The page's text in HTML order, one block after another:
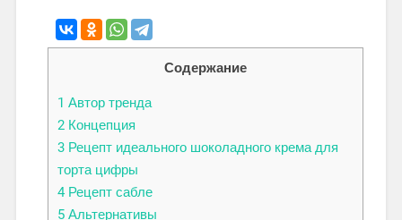
Содержание
1 Автор тренда
2 Концепция
3 Рецепт идеального шоколадного крема для
торта цифры
4 Рецепт сабле
5 Альтернативы